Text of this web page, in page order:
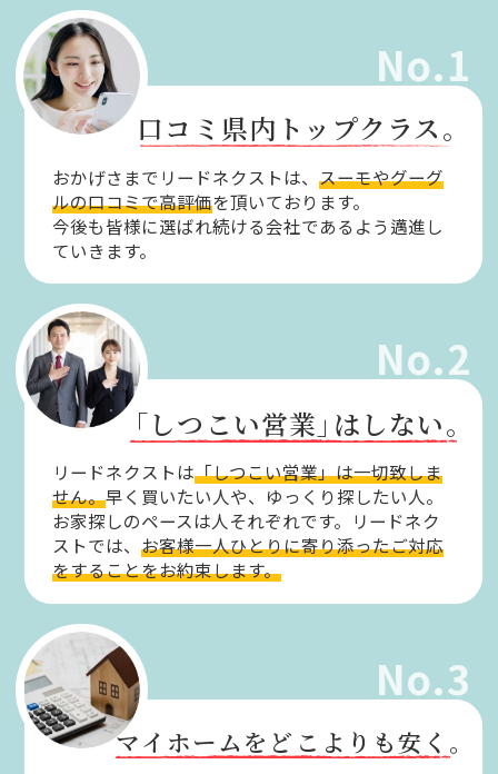
No.1
口コミ県内トップクラス。
おかげさまでリードネクストは、スーモやグーグ
ルの口コミで高評価を頂いております。
今後も皆様に選ばれ続ける会社であるよう邁進し
ていきます。
No.2
「しつこい営業」はしない。
リードネクストは「しつこい営業」は一切致しま
せん。早く買いたい人や、ゆっくり探したい人。
お家探しのペースは人それぞれです。リードネク
ストでは、お客様一人ひとりに寄り添ったご対応
をすることをお約束します。
No.3
マイホームをどこよりも安く。